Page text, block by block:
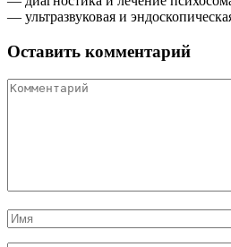
— ультразвуковая и
Оставить комментарий